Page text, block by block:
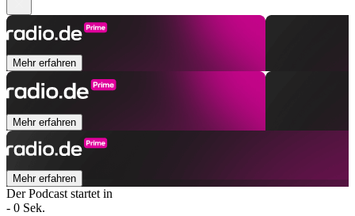
Mehr erfahren
Mehr erfahren
Mehr erfahren
Der Podcast startet in
- 0 Sek.